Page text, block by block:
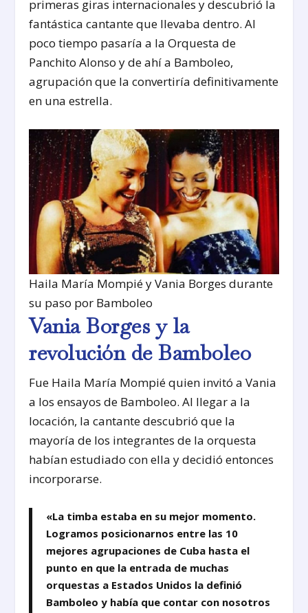
primeras giras internacionales y descubrió la
fantástica cantante que llevaba dentro. Al
poco tiempo pasaría a la Orquesta de
Panchito Alonso y de ahí a Bamboleo,
agrupación que la convertiría definitivamente
en una estrella.
Haila María Mompié y Vania Borges durante
su paso por Bamboleo
Vania Borges y la
revolución de Bamboleo
Fue Haila María Mompié quien invitó a Vania
a los ensayos de Bamboleo. Al llegar a la
locación, la cantante descubrió que la
mayoría de los integrantes de la orquesta
habían estudiado con ella y decidió entonces
incorporarse.
«La timba estaba en su mejor momento.
Logramos posicionarnos entre las 10
mejores agrupaciones de Cuba hasta el
punto en que la entrada de muchas
orquestas a Estados Unidos la definió
Bamboleo y había que contar con nosotros